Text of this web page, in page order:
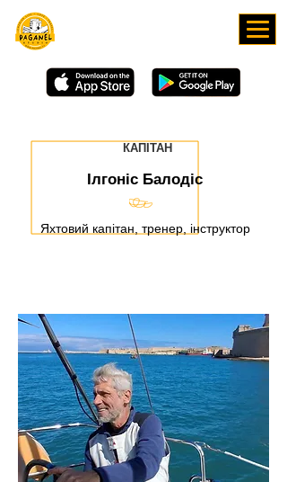
КАПІТАН
Яхтовий капітан, тренер, інструктор
Ілгоніс Балодіс